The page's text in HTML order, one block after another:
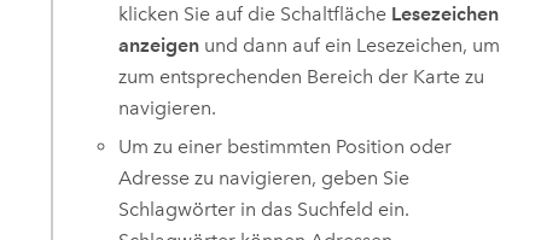
klicken Sie auf die Schaltfläche Lesezeichen
anzeigen und dann auf ein Lesezeichen, um
zum entsprechenden Bereich der Karte zu
navigieren.
Um zu einer bestimmten Position oder
Adresse zu navigieren, geben Sie
Schlagwörter in das Suchfeld ein.